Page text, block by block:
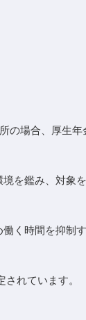
の場合、厚生
を鑑み、対象
く時間を抑制
れています。